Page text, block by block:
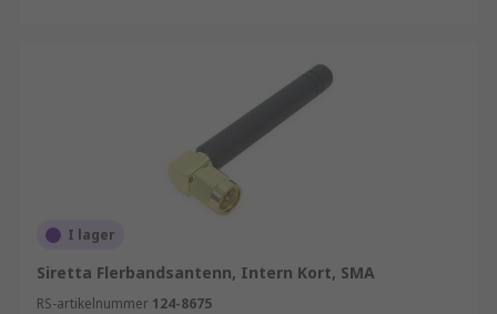
I lager
Siretta Flerbandsantenn, Intern Kort, SMA
RS-artikelnummer 124-8675